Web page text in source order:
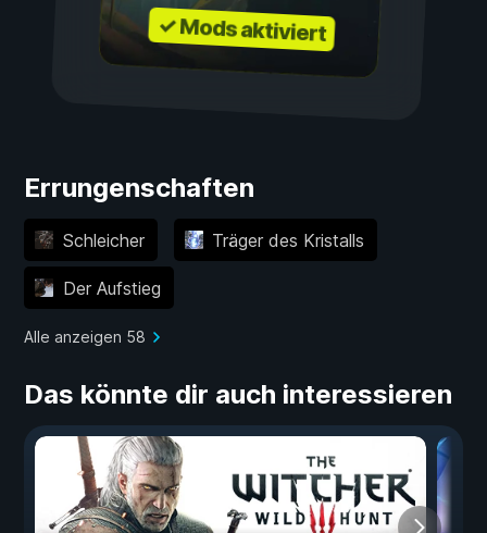
✓ Mods aktiviert
Errungenschaften
Schleicher Träger des Kristalls
Der Aufstieg
Alle anzeigen 58
Das könnte dir auch interessieren